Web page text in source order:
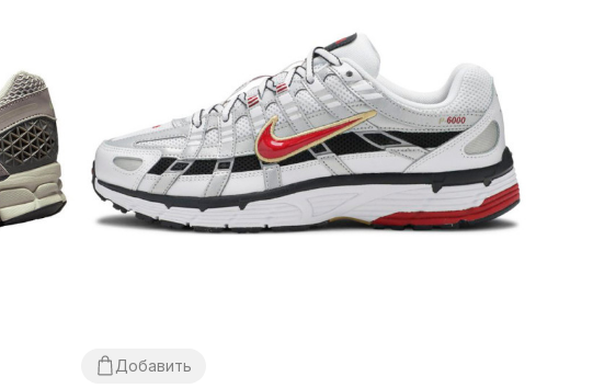
Добавить